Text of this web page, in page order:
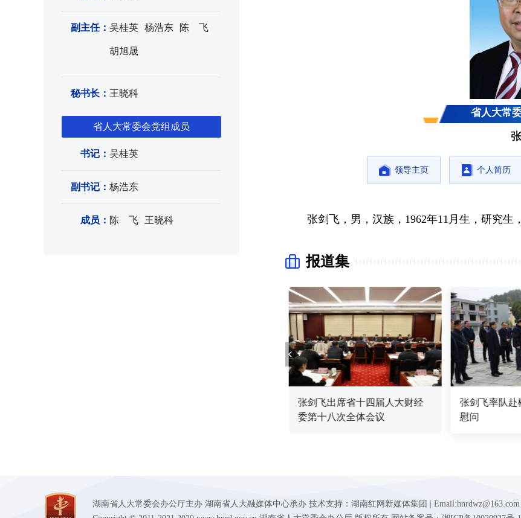
副主任：吴桂英 杨浩东 陈 飞
胡旭晟
秘书长： 王晓科
省人大常委会党组成员
书记：吴桂英
副书记：杨浩东
成员： 陈 飞 王晓科
省人大常
领导主页 个人简历
张剑飞，男，汉族，1962年11月生，研究生
报道集
张剑飞出席省十四届人大财经
委第十八次全体会议
张剑飞率队赴
慰问
湖南省人大常委会办公厅主办 湖南省人大融媒体中心承办 技术支持：湖南红网新媒体集团 | Email:hnrdwz@163.com